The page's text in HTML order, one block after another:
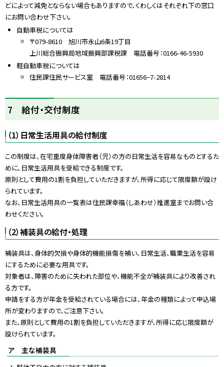
どによって減免とならない場合もありますので、くわしくはそれぞれ下の窓口
にお問い合わせ下さい。
自動車税については
〒079-8610 旭川市永山6条19丁目
上川総合振興局地域振興部課税課 電話番号：0166-46-5930
軽自動車税については
住民課住民サービス室 電話番号：01656−7-2814
ッ
に
る
7 給付・交付制度
（1）日常生活用具の給付制度
この制度は、在宅重度身体障害者（児）の方の日常生活を容易なものとするた
めに、日常生活用具を受給できる制度です。
原則として費用の1割を負担していただきますが、所得に応じて限度額が設け
られています。
なお、日常生活用具の一覧表は住民課幸福（しあわせ）推進室までお問い合
わせください。
（2）補装具の給付・処理
補装具は、身体的欠損や身体的機能損傷を補い、日常生活、職業生活を容易
にするために必要な用具です。
対象者は、障害のために失われた部位や、機能不全が補装具により改善され
る方です。
申請をする方が年金を受給されている場合には、年金の種類によって申込場
所が変わりますので、ご注意下さい。
また、原則として費用の1割を負担していただきますが、所得に応じ限度額が
設けられています。
ア 主な補装具